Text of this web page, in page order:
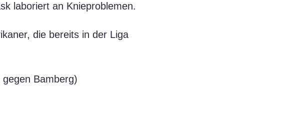
laboriert an Knieproblemen.
die bereits in der Liga
Bamberg)